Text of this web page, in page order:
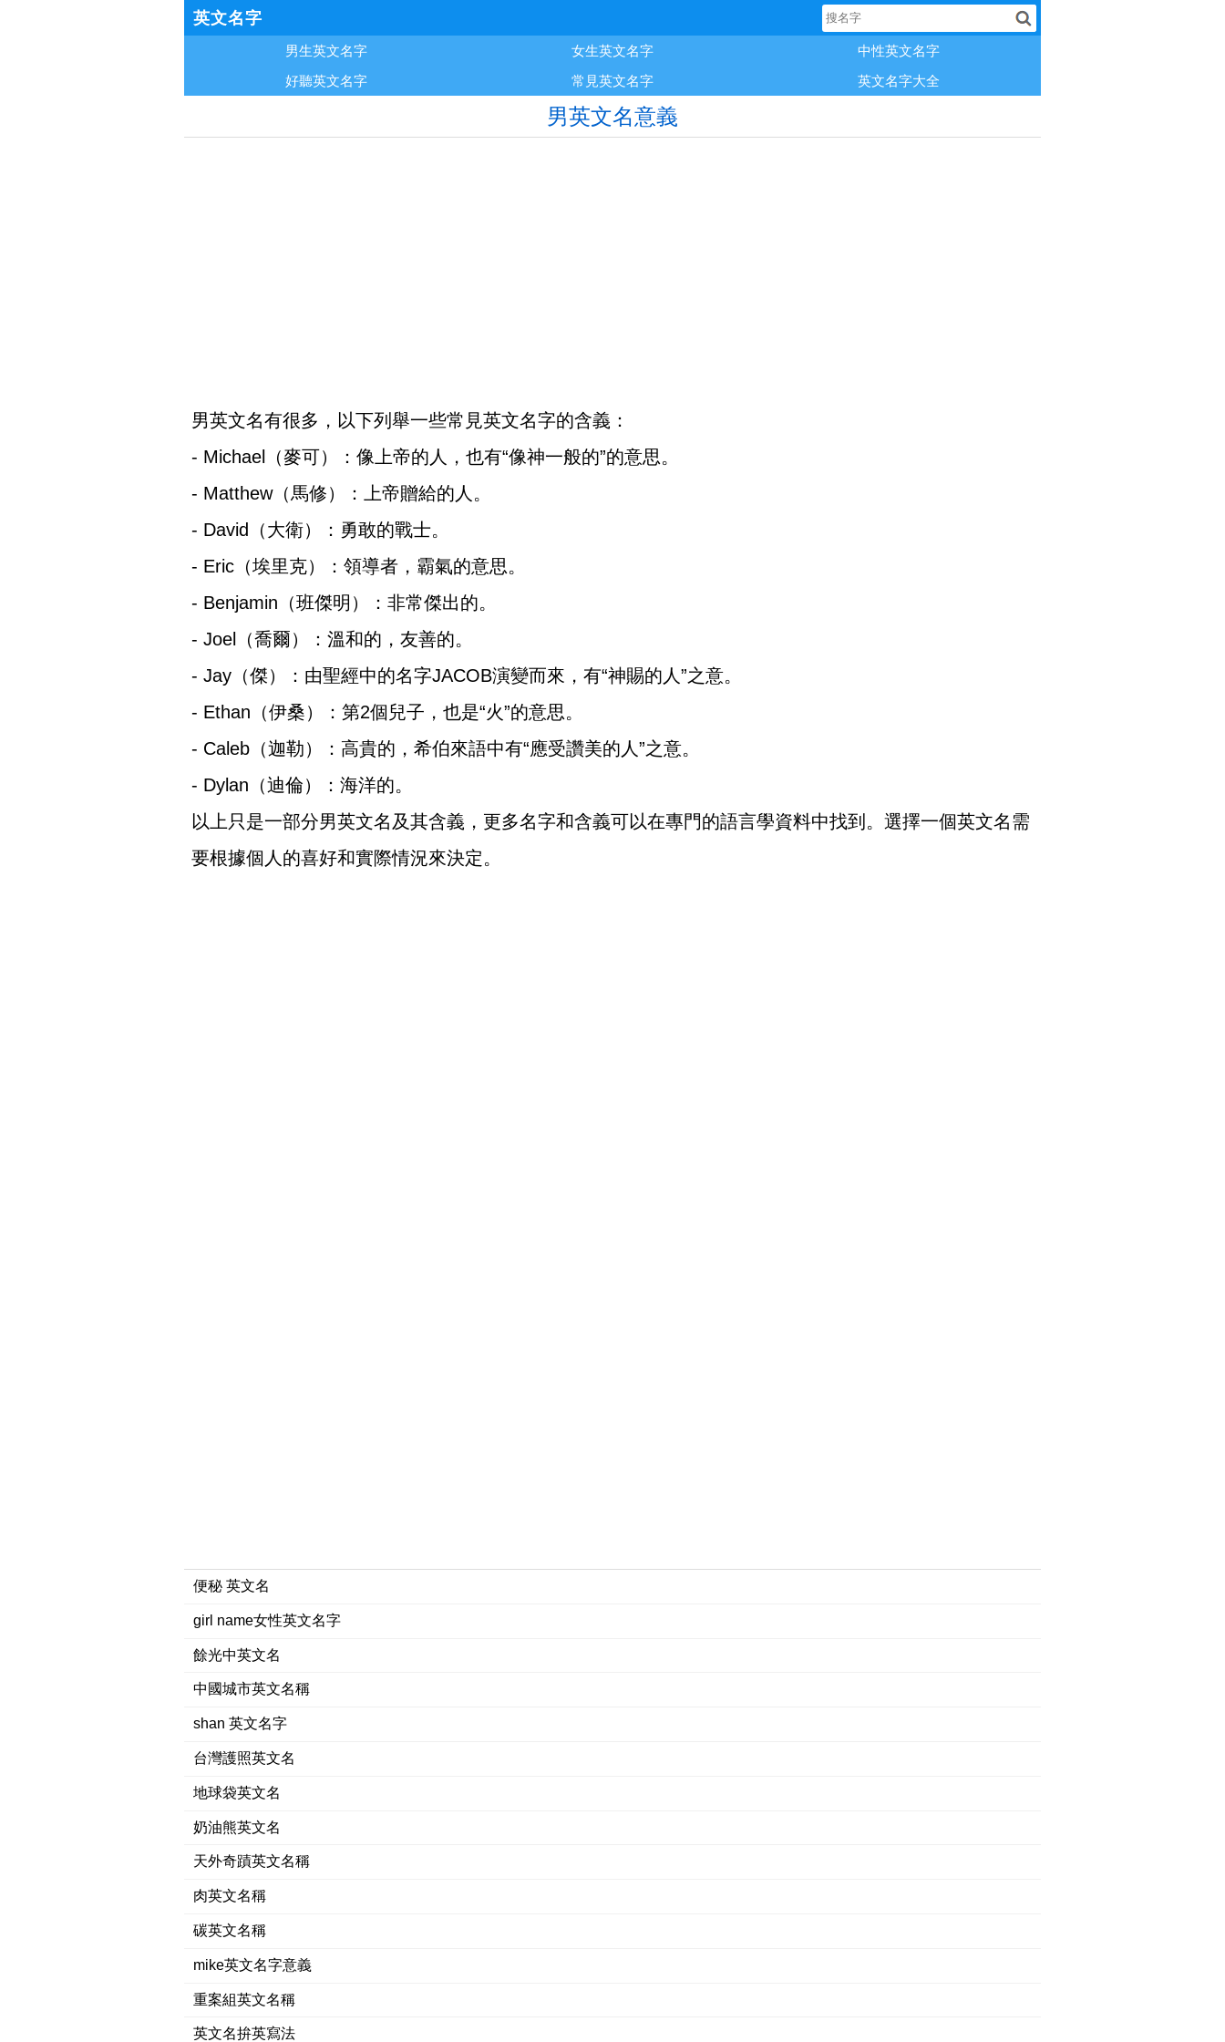
英文名字
男生英文名字 女生英文名字
中性英文名字
好聽英文名字
常見英文名字 英文名字大全
男英文名意義
男英文名有很多，以下列舉一些常見英文名字的含義：
- Michael（麥可）：像上帝的人，也有“像神一般的”的意思。
- Matthew（馬修）：上帝贈給的人。
- David（大衛）：勇敢的戰士。
- Eric（埃里克）：領導者，霸氣的意思。
- Benjamin（班傑明）：非常傑出的。
- Joel（喬爾）：溫和的，友善的。
- Jay（傑）：由聖經中的名字JACOB演變而來，有“神賜的人”之意。
- Ethan（伊桑）：第2個兒子，也是“火”的意思。
- Caleb（迦勒）：高貴的，希伯來語中有“應受讚美的人”之意。
- Dylan（迪倫）：海洋的。
以上只是一部分男英文名及其含義，更多名字和含義可以在專門的語言學資料中找到。選擇一個英文名需
要根據個人的喜好和實際情況來決定。
便秘 英文名
girl name女性英文名字
餘光中英文名
中國城市英文名稱
shan 英文名字
台灣護照英文名
地球袋英文名
奶油熊英文名
天外奇蹟英文名稱
肉英文名稱
碳英文名稱
mike英文名字意義
重案組英文名稱
英文名拚英寫法